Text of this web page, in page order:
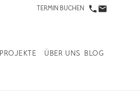
TERMIN BUCHEN
PROJEKTE ÜBER UNS BLOG